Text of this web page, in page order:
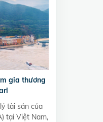
gia thương
tài sản của
tại Việt Nam,